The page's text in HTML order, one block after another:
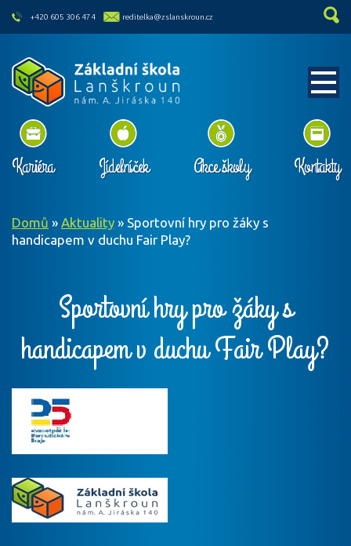
skip to main content
+420 605 306 474 reditelka@zslanskroun.cz
Kariéra Jídelníček Akce školy Kontakty
Domů » Aktuality » Sportovní hry pro žáky s
handicapem v duchu Fair Play?
Sportovní hry pro žáky s
handicapem v duchu Fair Play?